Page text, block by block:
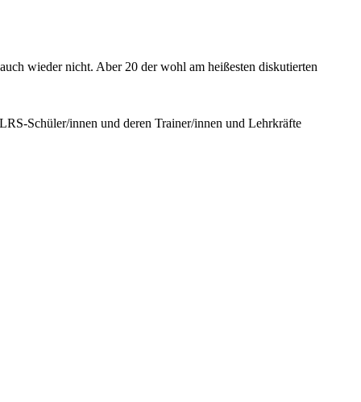
wieder nicht. Aber 20 der wohl am heißesten diskutierten
Schüler/innen und deren Trainer/innen und Lehrkräfte